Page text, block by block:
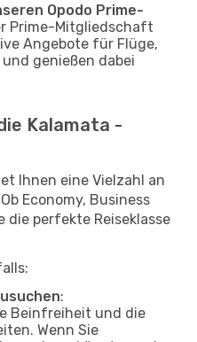
Opodo Prime-
Prime-Mitgliedschaft
Angebote für Flüge,
genießen dabei
Kalamata -
Ihnen eine Vielzahl an
Economy, Business
die perfekte Reiseklasse
:
Beinfreiheit und die
Wenn Sie